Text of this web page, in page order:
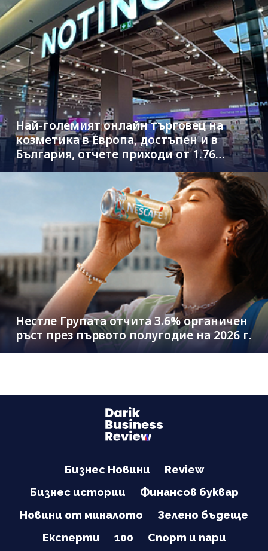
Най-големият онлайн търговец на
козметика в Европа, достъпен и в
България, отчете приходи от 1.76
млрд. евро
Нестле Групата отчита 3.6% органичен
ръст през първото полугодие на 2026 г.
Бизнес Новини
Review
Бизнес истории
Финансов буквар
Новини от миналото
Зелено бъдеще
Експерти
100 Спорт и пари